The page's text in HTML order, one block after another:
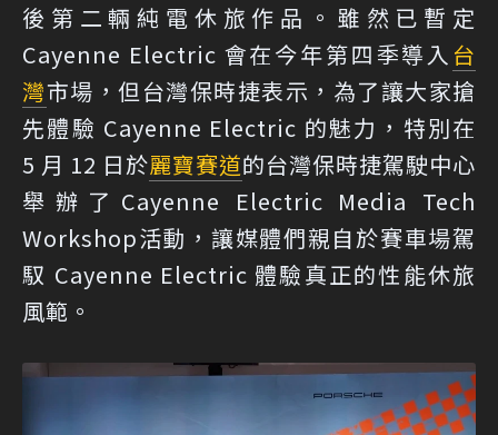
後第二輛純電休旅作品。雖然已暫定
Cayenne Electric 會在今年第四季導入 台
灣市場，但台灣保時捷表示，為了讓大家搶
先體驗 Cayenne Electric 的魅力，特別在
5 月 12 日於麗寶賽道的台灣保時捷駕駛中心
舉辦了Cayenne Electric Media Tech
Workshop活動，讓媒體們親自於賽車場駕
馭 Cayenne Electric 體驗真正的性能休旅
風範。